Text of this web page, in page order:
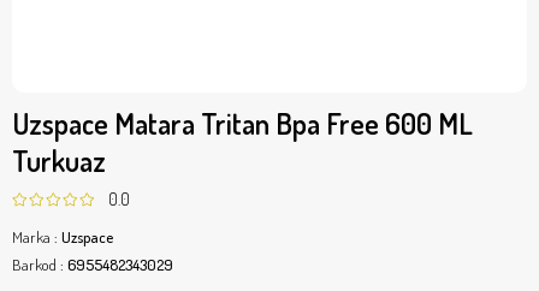
Uzspace Matara Tritan Bpa Free 600 ML
Turkuaz
0.0
Marka : Uzspace
Barkod : 6955482343029